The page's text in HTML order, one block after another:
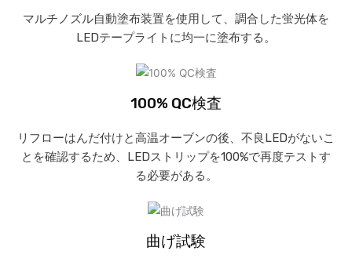
マルチノズル自動塗布装置を使用して、調合した蛍光体を
LEDテープライトに均一に塗布する。
100% QC検査
リフローはんだ付けと高温オーブンの後、不良LEDがないこ
とを確認するため、LEDストリップを100%で再度テストす
る必要がある。
曲げ試験